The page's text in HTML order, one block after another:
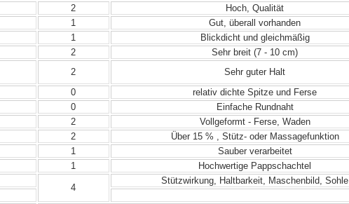
2
Hoch, Qualität
1
Gut, überall vorhanden
1
Blickdicht und gleichmäßig
2
Sehr breit (7 - 10 cm)
2
Sehr guter Halt
0
relativ dichte Spitze und Ferse
0
Einfache Rundnaht
2
Vollgeformt - Ferse, Waden
2
Über 15 % , Stütz- oder Massagefunktion
1
Sauber verarbeitet
1
Hochwertige Pappschachtel
4
Stützwirkung, Haltbarkeit, Maschenbild, Sohle